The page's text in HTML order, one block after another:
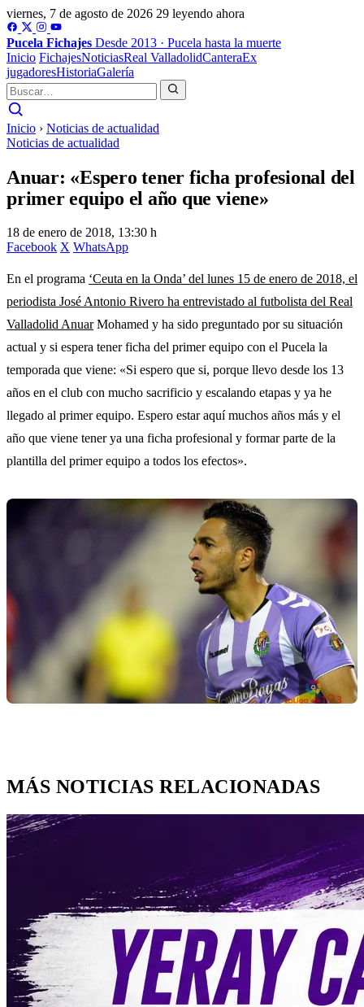
viernes, 7 de agosto de 2026 29 leyendo ahora
Pucela Fichajes Desde 2013 · Pucela hasta la muerte
Inicio FichajesNoticiasReal ValladolidCanteraEx
jugadoresHistoriaGalería
Inicio › Noticias de actualidad
Noticias de actualidad
Anuar: «Espero tener ficha profesional del
primer equipo el año que viene»
18 de enero de 2018, 13:30 h
Facebook X WhatsApp
En el programa ‘Ceuta en la Onda’ del lunes 15 de enero de 2018, el
periodista José Antonio Rivero ha entrevistado al futbolista del Real
Valladolid AnuarMohamed y ha sido preguntado por su situación
actual y si espera tener ficha del primer equipo con el Pucela la
temporada que viene: «Si espero que si, porque llevo desde los 13
años en el club con mucho sacrificio y escalando etapas y ya he
llegado al primer equipo. Espero estar aquí muchos años más y el
año que viene tener ya una ficha profesional y formar parte de la
plantilla del primer equipo a todos los efectos».
MÁS NOTICIAS RELACIONADAS